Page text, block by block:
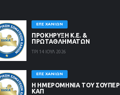
ΕΠΣ ΧΑΝΊΩΝ
ΠΡΟΚΗΡΥΞΗ Κ.Ε. &
ΠΡΩΤΑΘΛΗΜΑΤΩΝ
ΤΡΙ 14 ΙΟΥΛ 2026
ΕΠΣ ΧΑΝΊΩΝ
Η ΗΜΕΡΟΜΗΝΙΑ ΤΟΥ ΣΟΥΠΕΡ
ΚΑΠ